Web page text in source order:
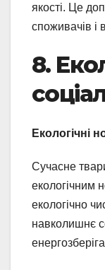
якості. Це
споживачів і
8.
Екологічні
Сучасне
екологічним
екологічно
навколишнє